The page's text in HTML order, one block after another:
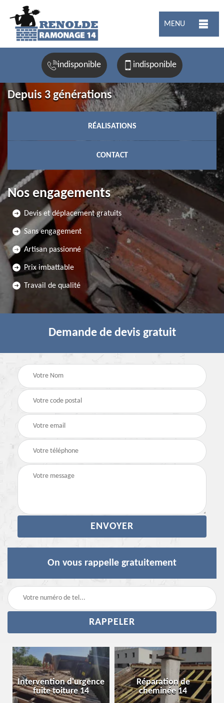
MENU
indisponible indisponible
Depuis 3 générations
RÉALISATIONS
CONTACT
Nos engagements
Devis et déplacement gratuits
Sans engagement
Artisan passionné
Prix imbattable
Travail de qualité
Demande de devis gratuit
On vous rappelle gratuitement
Intervention d'urgence
fuite toiture 14
Réparation de
cheminée 14